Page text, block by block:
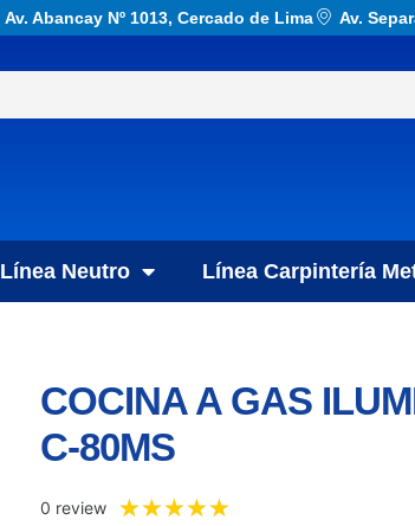
Av. Abancay Nº 1013, Cercado de Lima Av.
Línea Neutro Línea Carpintería
COCINA A GAS
C-80MS
0 review ★★★★★